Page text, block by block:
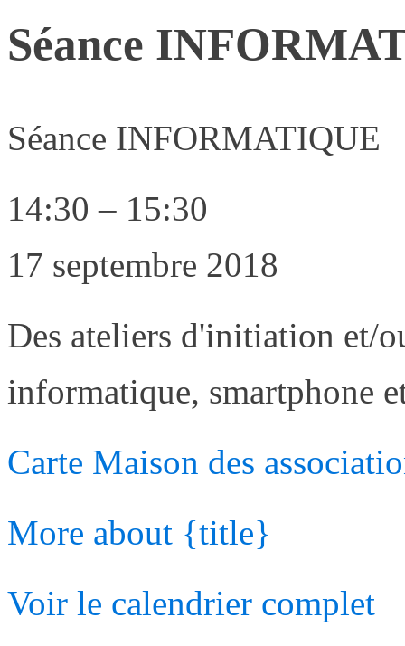
Séance
Séance INFORMATIQUE
14:30 – 15:30
17 septembre 2018
Des ateliers d'initiation et/
informatique, smartphone
Carte Maison des
More about {title}
Voir le calendrier complet